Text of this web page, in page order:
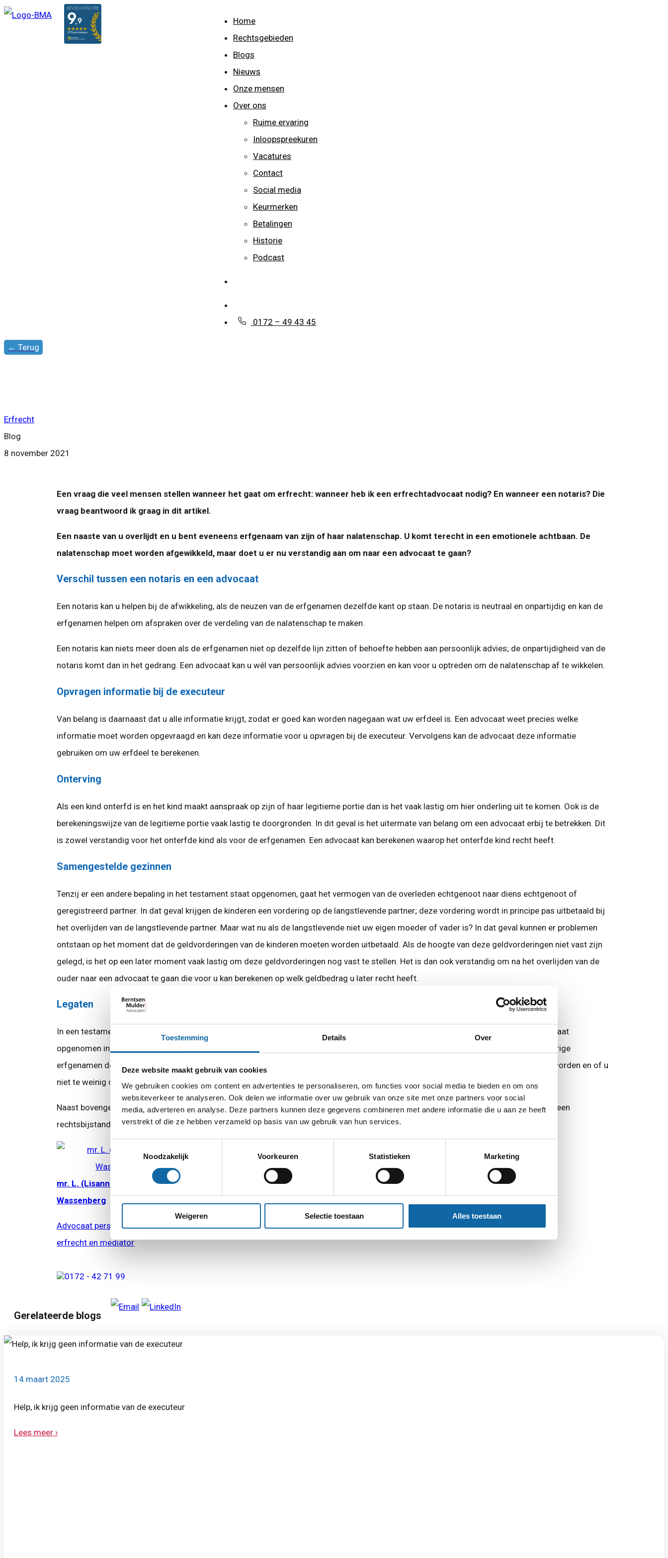
Toestemming Details Over
Deze website maakt gebruik van cookies
We gebruiken cookies om content en advertenties te personaliseren, om functies voor social media te bieden en om ons
websiteverkeer te analyseren. Ook delen we informatie over uw gebruik van onze site met onze partners voor social
media, adverteren en analyse. Deze partners kunnen deze gegevens combineren met andere informatie die u aan ze heeft
verstrekt of die ze hebben verzameld op basis van uw gebruik van hun services.
Noodzakelijk
Voorkeuren Statistieken Marketing
Weigeren Selectie toestaan Alles toestaan
Home
Rechtsgebieden
Blogs
Nieuws
Onze mensen
Over ons
Ruime ervaring
Inloopspreekuren
Vacatures
Contact
Social media
Keurmerken
Betalingen
Historie
Podcast
0172 – 49 43 45
← Terug
Erfrecht
Blog
8 november 2021
Een vraag die veel mensen stellen wanneer het gaat om erfrecht: wanneer heb ik een erfrechtadvocaat nodig? En wanneer een notaris? Die
vraag beantwoord ik graag in dit artikel.
Een naaste van u overlijdt en u bent eveneens erfgenaam van zijn of haar nalatenschap. U komt terecht in een emotionele achtbaan. De
nalatenschap moet worden afgewikkeld, maar doet u er nu verstandig aan om naar een advocaat te gaan?
Verschil tussen een notaris en een advocaat
Een notaris kan u helpen bij de afwikkeling, als de neuzen van de erfgenamen dezelfde kant op staan. De notaris is neutraal en onpartijdig en kan de
erfgenamen helpen om afspraken over de verdeling van de nalatenschap te maken.
Een notaris kan niets meer doen als de erfgenamen niet op dezelfde lijn zitten of behoefte hebben aan persoonlijk advies; de onpartijdigheid van de
notaris komt dan in het gedrang. Een advocaat kan u wél van persoonlijk advies voorzien en kan voor u optreden om de nalatenschap af te wikkelen.
Opvragen informatie bij de executeur
Van belang is daarnaast dat u alle informatie krijgt, zodat er goed kan worden nagegaan wat uw erfdeel is. Een advocaat weet precies welke
informatie moet worden opgevraagd en kan deze informatie voor u opvragen bij de executeur. Vervolgens kan de advocaat deze informatie
gebruiken om uw erfdeel te berekenen.
Onterving
Als een kind onterfd is en het kind maakt aanspraak op zijn of haar legitieme portie dan is het vaak lastig om hier onderling uit te komen. Ook is de
berekeningswijze van de legitieme portie vaak lastig te doorgronden. In dit geval is het uitermate van belang om een advocaat erbij te betrekken. Dit
is zowel verstandig voor het onterfde kind als voor de erfgenamen. Een advocaat kan berekenen waarop het onterfde kind recht heeft.
Samengestelde gezinnen
Tenzij er een andere bepaling in het testament staat opgenomen, gaat het vermogen van de overleden echtgenoot naar diens echtgenoot of
geregistreerd partner. In dat geval krijgen de kinderen een vordering op de langstlevende partner; deze vordering wordt in principe pas uitbetaald bij
het overlijden van de langstlevende partner. Maar wat nu als de langstlevende niet uw eigen moeder of vader is? In dat geval kunnen er problemen
ontstaan op het moment dat de geldvorderingen van de kinderen moeten worden uitbetaald. Als de hoogte van deze geldvorderingen niet vast zijn
gelegd, is het op een later moment vaak lastig om deze geldvorderingen nog vast te stellen. Het is dan ook verstandig om na het overlijden van de
ouder naar een advocaat te gaan die voor u kan berekenen op welk geldbedrag u later recht heeft.
Legaten
In een testament staat soms een legaat opgenomen. Bijvoorbeeld de woning komt toe aan een van de kinderen. Ook al staat er een legaat
opgenomen in een testament dan betekent dit nog niet dat het legaat ook kan worden afgegeven. Daarnaast kan het zo zijn dat de overige
erfgenamen door de afgifte van een legaat een stuk minder ontvangen. Een advocaat kan voor u nagaan of het legaat afgegeven kan worden en of u
niet te weinig ontvangt.
Naast bovengenoemde punten zijn er tal van onderwerpen waarmee een advocaat u kan helpen op het gebied van het erfrecht. Heeft u een
rechtsbijstandverzekering? Dan dekt uw verzekering vaak de kosten die u maakt aan een advocaat op het gebied van het erfrecht.
mr. L. (Lisanne) van
Wassenberg
Advocaat personen-, familie- en
erfrecht en mediator
0172 - 42 71 99
Gerelateerde blogs
14 maart 2025
Help, ik krijg geen informatie van de executeur
Lees meer ›